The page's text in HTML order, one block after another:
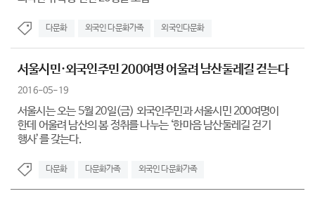
다문화 외국인 다문화가족 외국인다문화
서울시민·외국인주민 200여명 어울려 남산둘레길 걷는다
2016-05-19
서울시는 오는 5월 20일(금) 외국인주민과 서울시민 200여명이
한데 어울려 남산의 봄 정취를 나누는 ‘한마음 남산둘레길 걷기
행사’를 갖는다.
다문화 다문화가족 외국인 다문화가족